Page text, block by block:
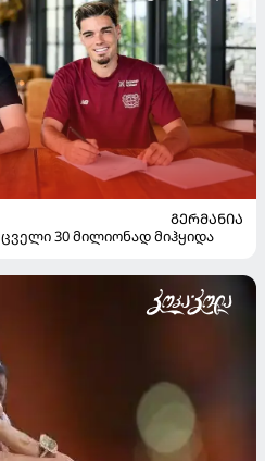
ᲒᲔᲠᲛᲐᲜᲘᲐ
30 მილიონად მიჰყიდა